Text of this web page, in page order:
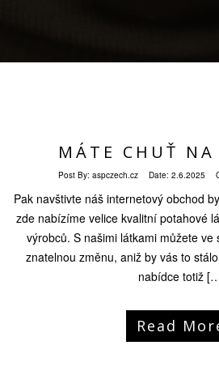
MÁTE CHUŤ NA
Post By: aspczech.cz Date: 2.6.2025
Pak navštivte náš internetový obchod
zde nabízíme velice kvalitní potahové
výrobců. S našimi látkami můžete ve
znatelnou změnu, aniž by vás to
nabídce totiž
Read